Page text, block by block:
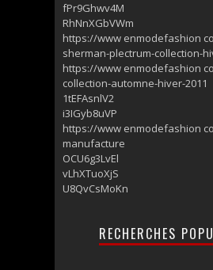
fPr9Ghwv4M
RhNnXGbVWm
https://www enmodefashion
sherman-plectrum-collection-
https://www enmodefashion
collection-automne-hiver-2011
1tEFAsnlV2
i3IGyb8uVP
https://www enmodefashion
manufacture
OCU6g3LvEl
vLhXTuoXjS
U8QvCsMoKn
RECHERCHES